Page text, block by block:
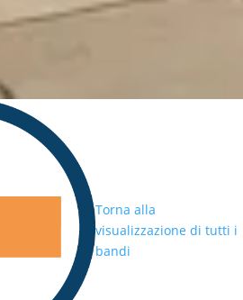
Torna alla
visualizzazione di tutti i
bandi